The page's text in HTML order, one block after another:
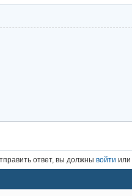
ответ, вы должны войти или